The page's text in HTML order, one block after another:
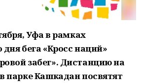
Уфа в рамках
дня бега «Кросс наций»
забег». Дистанцию на
парке Кашкаданпосвятят